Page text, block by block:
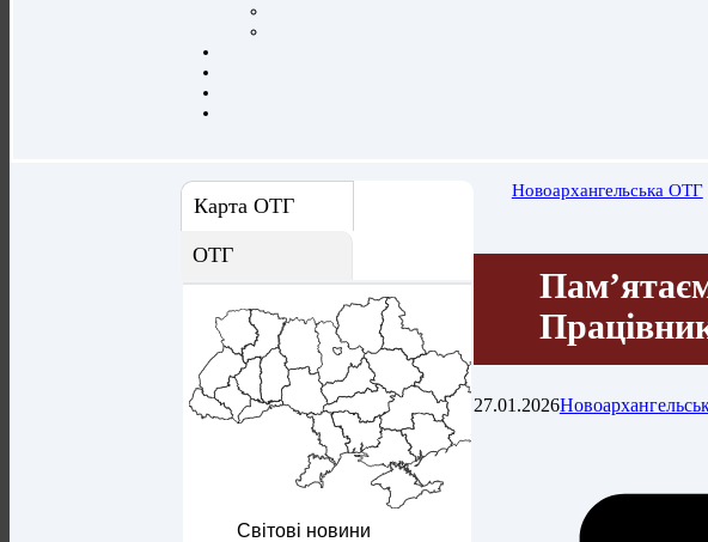
Карта ОТГ
ОТГ
Світові новини
Новоархангельська ОТГ
27.01.2026